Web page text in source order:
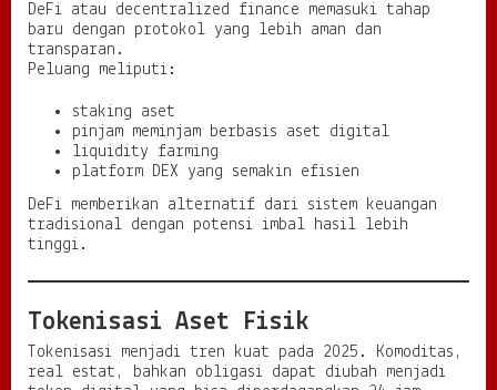
DeFi atau decentralized finance memasuki tahap
baru dengan protokol yang lebih aman dan
transparan.
Peluang meliputi:
staking aset
pinjam meminjam berbasis aset digital
liquidity farming
platform DEX yang semakin efisien
DeFi memberikan alternatif dari sistem keuangan
tradisional dengan potensi imbal hasil lebih
tinggi.
Tokenisasi Aset Fisik
Tokenisasi menjadi tren kuat pada 2025. Komoditas,
real estat, bahkan obligasi dapat diubah menjadi